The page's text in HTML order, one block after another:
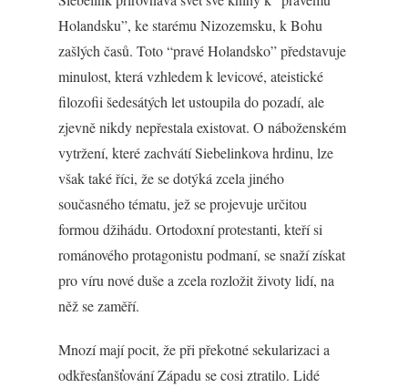
Holandsku”, ke starému Nizozemsku, k Bohu
zašlých časů. Toto “pravé Holandsko” představuje
minulost, která vzhledem k levicové, ateistické
filozofii šedesátých let ustoupila do pozadí, ale
zjevně nikdy nepřestala existovat. O náboženském
vytržení, které zachvátí Siebelinkova hrdinu, lze
však také říci, že se dotýká zcela jiného
současného tématu, jež se projevuje určitou
formou džihádu. Ortodoxní protestanti, kteří si
románového protagonistu podmaní, se snaží získat
pro víru nové duše a zcela rozložit životy lidí, na
něž se zaměří.
Mnozí mají pocit, že při překotné sekularizaci a
odkřesťanšťování Západu se cosi ztratilo. Lidé